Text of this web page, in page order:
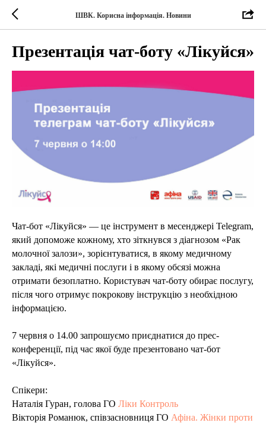
ШВК. Корисна інформація. Новини
Презентація чат-боту «Лікуйся»
Чат-бот «Лікуйся» — це інструмент в месенджері Telegram,
який допоможе кожному, хто зіткнувся з діагнозом «Рак
молочної залози», зорієнтуватися, в якому медичному
закладі, які медичні послуги і в якому обсязі можна
отримати безоплатно. Користувач чат-боту обирає послугу,
після чого отримує покрокову інструкцію з необхідною
інформацією.
7 червня о 14.00 запрошуємо приєднатися до прес-
конференції, під час якої буде презентовано чат-бот
«Лікуйся».
Спікери:
Наталія Гуран, голова ГО Ліки Контроль
Вікторія Романюк, співзасновниця ГО Афіна. Жінки проти